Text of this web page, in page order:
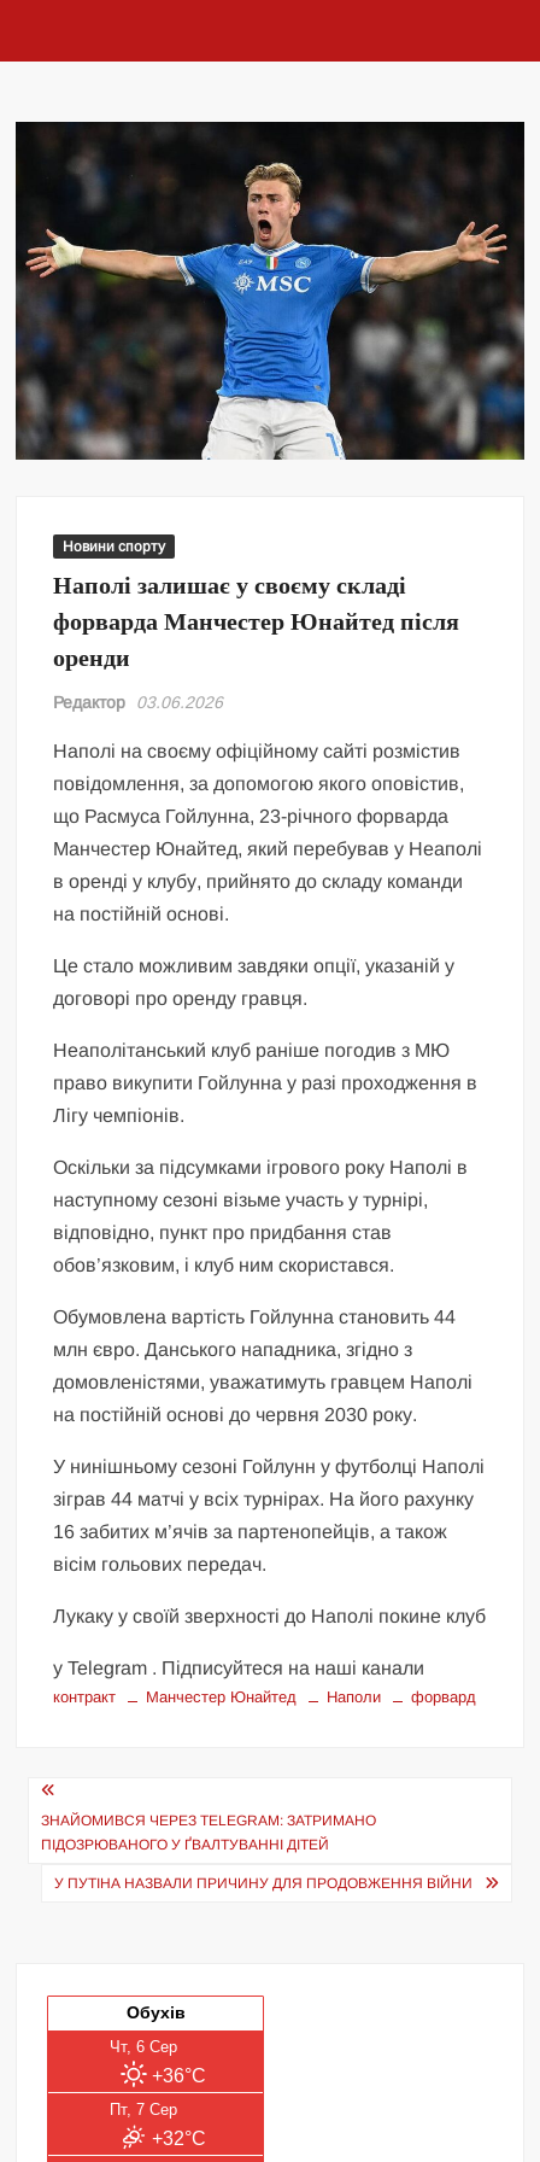
Новини спорту
Наполі залишає у своєму складі
форварда Манчестер Юнайтед після
оренди
Редактор 03.06.2026
Наполі на своєму офіційному сайті розмістив
повідомлення, за допомогою якого оповістив,
що Расмуса Гойлунна, 23-річного форварда
Манчестер Юнайтед, який перебував у Неаполі
в оренді у клубу, прийнято до складу команди
на постійній основі.
Це стало можливим завдяки опції, указаній у
договорі про оренду гравця.
Неаполітанський клуб раніше погодив з МЮ
право викупити Гойлунна у разі проходження в
Лігу чемпіонів.
Оскільки за підсумками ігрового року Наполі в
наступному сезоні візьме участь у турнірі,
відповідно, пункт про придбання став
обов’язковим, і клуб ним скористався.
Обумовлена вартість Гойлунна становить 44
млн євро. Данського нападника, згідно з
домовленістями, уважатимуть гравцем Наполі
на постійній основі до червня 2030 року.
У нинішньому сезоні Гойлунн у футболці Наполі
зіграв 44 матчі у всіх турнірах. На його рахунку
16 забитих м’ячів за партенопейців, а також
вісім гольових передач.
Лукаку у своїй зверхності до Наполі покине клуб
у Telegram . Підписуйтеся на наші канали
контракт Манчестер Юнайтед Наполи форвард
Навігація
записів
ЗНАЙОМИВСЯ ЧЕРЕЗ TELEGRAM: ЗАТРИМАНО
ПІДОЗРЮВАНОГО У ҐВАЛТУВАННІ ДІТЕЙ
У ПУТІНА НАЗВАЛИ ПРИЧИНУ ДЛЯ ПРОДОВЖЕННЯ ВІЙНИ
Обухів
Чт, 6 Сер
+36°C
Пт, 7 Сер
+32°C